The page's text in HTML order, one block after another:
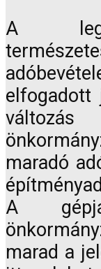
A
elfogadott
maradó
A
marad a